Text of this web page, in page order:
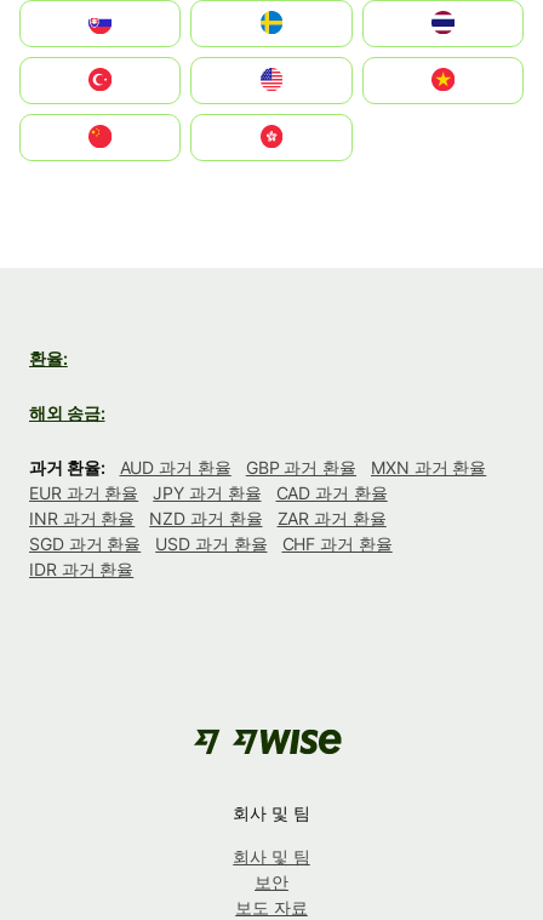
United States
中國香港特別行政區
환율:
해외 송금:
과거 환율: AUD 과거 환율 GBP 과거 환율
MXN 과거 환율
EUR 과거 환율
JPY 과거 환율
CAD 과거 환율
INR 과거 환율
NZD 과거 환율
ZAR 과거 환율
SGD 과거 환율
USD 과거 환율
CHF 과거 환율
IDR 과거 환율
회사 및 팀
회사 및 팀
보안
보도 자료